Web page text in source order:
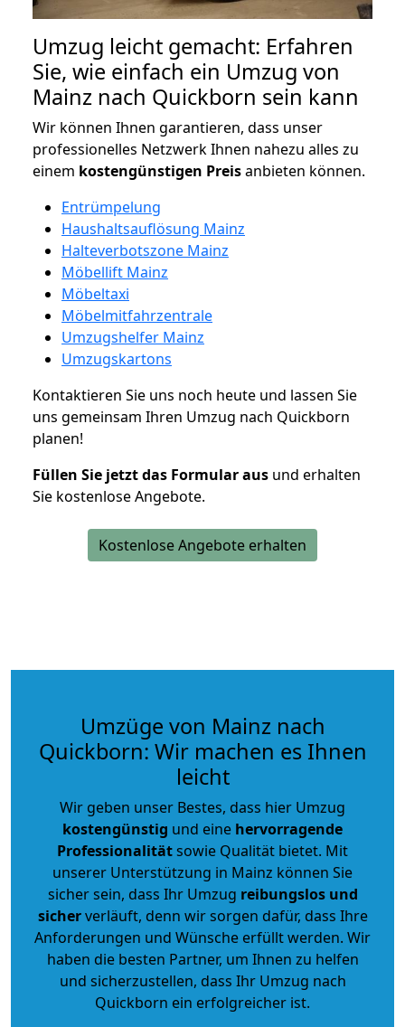
Umzug leicht gemacht: Erfahren
Sie, wie einfach ein Umzug von
Mainz nach Quickborn sein kann
Wir können Ihnen garantieren, dass unser
professionelles Netzwerk Ihnen nahezu alles zu
einem kostengünstigen Preisanbieten können.
Entrümpelung
Haushaltsauflösung Mainz
Halteverbotszone Mainz
Möbellift Mainz
Möbeltaxi
Möbelmitfahrzentrale
Umzugshelfer Mainz
Umzugskartons
Kontaktieren Sie uns noch heute und lassen Sie
uns gemeinsam Ihren Umzug nach Quickborn
planen!
Füllen Sie jetzt das Formular aus und erhalten
Sie kostenlose Angebote.
Kostenlose Angebote erhalten
Umzüge von Mainz nach
Quickborn: Wir machen es Ihnen
leicht
Wir geben unser Bestes, dass hier Umzug
kostengünstig und eine hervorragende
Professionalitätsowie Qualität bietet. Mit
unserer Unterstützung in Mainz können Sie
sicher sein, dass Ihr Umzug reibungslos und
sicherverläuft, denn wir sorgen dafür, dass Ihre
Anforderungen und Wünsche erfüllt werden. Wir
haben die besten Partner, um Ihnen zu helfen
und sicherzustellen, dass Ihr Umzug nach
Quickborn ein erfolgreicher ist.